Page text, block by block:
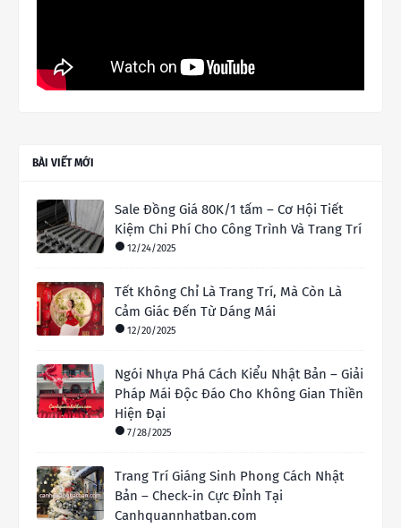
BÀI VIẾT MỚI
Sale Đồng Giá 80K/1 tấm – Cơ Hội Tiết
Kiệm Chi Phí Cho Công Trình Và Trang Trí
12/24/2025
Tết Không Chỉ Là Trang Trí, Mà Còn Là
Cảm Giác Đến Từ Dáng Mái
12/20/2025
Ngói Nhựa Phá Cách Kiểu Nhật Bản – Giải
Pháp Mái Độc Đáo Cho Không Gian Thiền
Hiện Đại
7/28/2025
Trang Trí Giáng Sinh Phong Cách Nhật
Bản – Check-in Cực Đỉnh Tại
Canhquannhatban.com